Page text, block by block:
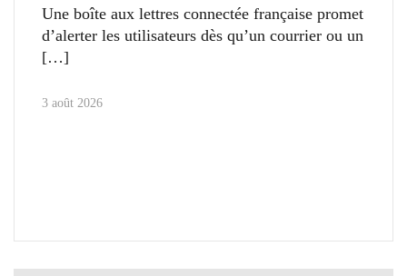
Une boîte aux lettres connectée française promet
d’alerter les utilisateurs dès qu’un courrier ou un
3 août 2026